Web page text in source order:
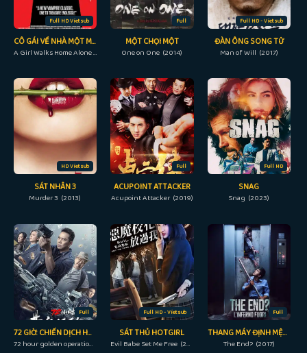
Full HD Vietsub
CÔ GÁI VỀ NHÀ MỘT MÌNH BAN ĐÊM
A Girl Walks Home Alone at Night (2014)
Full
MỘT CHỌI MỘT
One on One (2014)
Full HD - Vietsub
ĐÀN ÔNG SONG TỬ
Man of Will (2017)
HD Vietsub
SÁT NHÂN 3
Murder 3 (2013)
Full
ACUPOINT ATTACKER
Acupoint Attacker (2019)
Full HD
SNAG
Snag (2023)
Full
72 GIỜ: CHIẾN DỊCH HOÀNG KIM
72 hour golden operation (2023)
Full HD - Vietsub
SÁT THỦ HOTGIRL
Evil Babe Set Me Free (2018)
Full
THANG MÁY ĐỊNH MỆNH
The End? (2017)